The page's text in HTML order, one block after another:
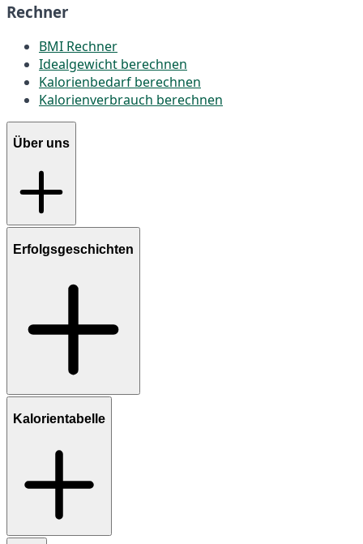
Rechner
BMI Rechner
Idealgewicht berechnen
Kalorienbedarf berechnen
Kalorienverbrauch berechnen
Über uns
Erfolgsgeschichten
Kalorientabelle